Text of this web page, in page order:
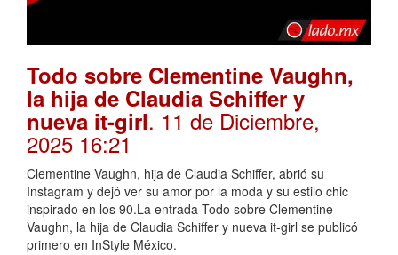
Todo sobre Clementine Vaughn,
la hija de Claudia Schiffer y
nueva it-girl. 11 de Diciembre,
2025 16:21
Clementine Vaughn, hija de Claudia Schiffer, abrió su
Instagram y dejó ver su amor por la moda y su estilo chic
inspirado en los 90.La entrada Todo sobre Clementine
Vaughn, la hija de Claudia Schiffer y nueva it-girl se publicó
primero en InStyle México.